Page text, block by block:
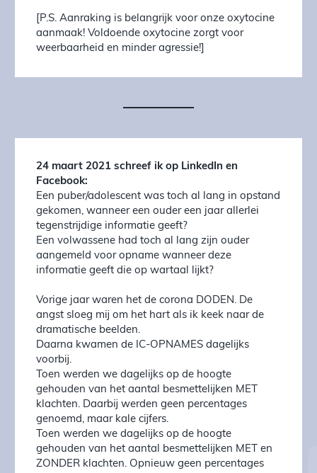
[P.S. Aanraking is belangrijk voor onze oxytocine
aanmaak! Voldoende oxytocine zorgt voor
weerbaarheid en minder agressie!]
24 maart 2021 schreef ik op LinkedIn en
Facebook:
Een puber/adolescent was toch al lang in opstand
gekomen, wanneer een ouder een jaar allerlei
tegenstrijdige informatie geeft?
Een volwassene had toch al lang zijn ouder
aangemeld voor opname wanneer deze
informatie geeft die op wartaal lijkt?
Vorige jaar waren het de corona DODEN. De
angst sloeg mij om het hart als ik keek naar de
dramatische beelden.
Daarna kwamen de IC-OPNAMES dagelijks
voorbij.
Toen werden we dagelijks op de hoogte
gehouden van het aantal besmettelijken MET
klachten. Daarbij werden geen percentages
genoemd, maar kale cijfers.
Toen werden we dagelijks op de hoogte
gehouden van het aantal besmettelijken MET en
ZONDER klachten. Opnieuw geen percentages